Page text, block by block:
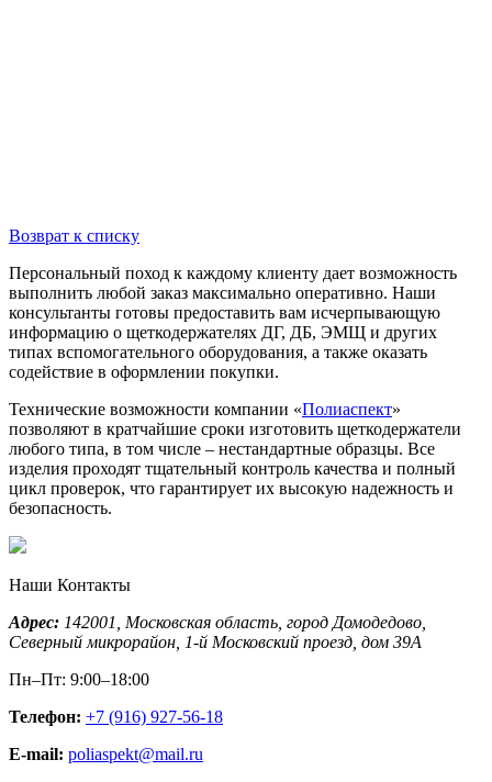
Возврат к списку
Персональный поход к каждому клиенту дает возможность
выполнить любой заказ максимально оперативно. Наши
консультанты готовы предоставить вам исчерпывающую
информацию о щеткодержателях ДГ, ДБ, ЭМЩ и других
типах вспомогательного оборудования, а также оказать
содействие в оформлении покупки.
Технические возможности компании «Полиаспект»
позволяют в кратчайшие сроки изготовить щеткодержатели
любого типа, в том числе – нестандартные образцы. Все
изделия проходят тщательный контроль качества и полный
цикл проверок, что гарантирует их высокую надежность и
безопасность.
Наши Контакты
Адрес: 142001, Московская область, город Домодедово
Северный микрорайон, 1-й Московский проезд, дом 39А
Пн–Пт: 9:00–18:00
Телефон: +7 (916) 927-56-18
E-mail: poliaspekt@mail.ru